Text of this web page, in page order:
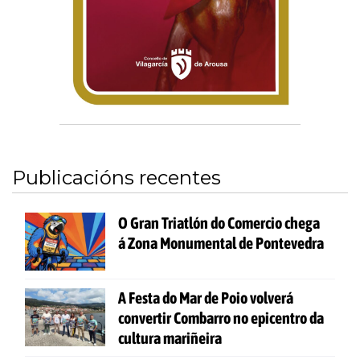
Publicacións recentes
O Gran Triatlón do Comercio chega
á Zona Monumental de Pontevedra
A Festa do Mar de Poio volverá
convertir Combarro no epicentro da
cultura mariñeira